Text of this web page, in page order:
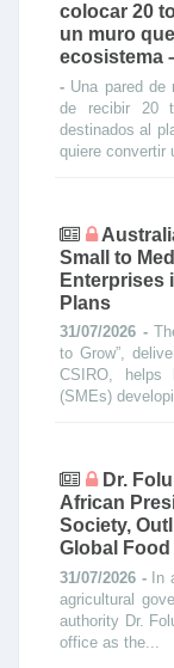
colocar 20
un muro
ecosistema
- Una pared de
de recibir 20
destinados al
quiere convertir
Small to
Enterprises
Plans
31/07/2026 -
to Grow”,
CSIRO, helps
(SMEs)
Dr.
African
Society,
Global
31/07/2026 - In
agricultural
authority Dr.
office as the...